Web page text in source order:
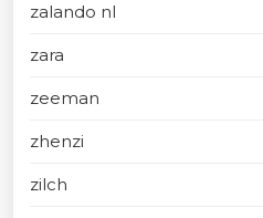
zalando nl
zara
zeeman
zhenzi
zilch